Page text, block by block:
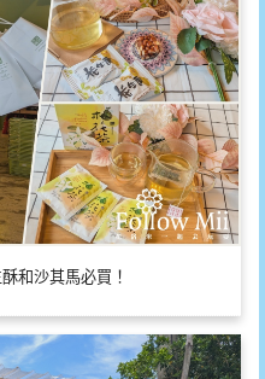
和沙其馬必買！